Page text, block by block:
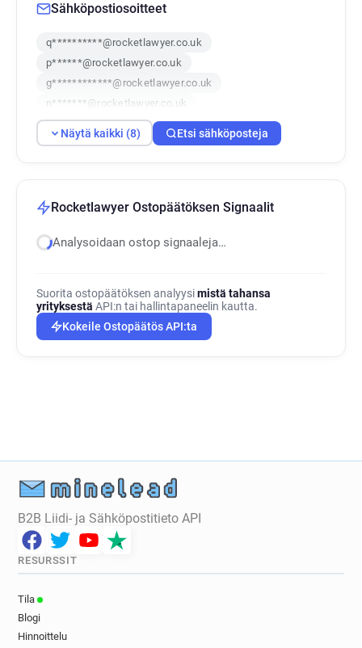
Sähköpostiosoitteet
q**********@rocketlawyer.co.uk
p******@rocketlawyer.co.uk
g************@rocketlawyer.co.uk
n*******@rocketlawyer.co.uk
f************@rocketlawyer.co.uk
d*****@rocketlawyer.co.uk
Näytä kaikki (8) Etsi sähköposteja
Rocketlawyer Ostopäätöksen Signaalit
Analysoidaan ostop signaaleja…
Suorita ostopäätöksen analyysimistä tahansa
yrityksestä API:n tai hallintapaneelin kautta.
Kokeile Ostopäätös API:ta
B2B Liidi- ja Sähköpostitieto API
RESURSSIT
Tila
Blogi
Hinnoittelu